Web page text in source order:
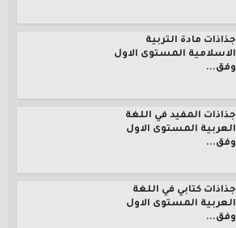
جذاذات مادة التربية
الاسلامية المستوى الاول
وفق...
جذاذات المفيد في اللغة
العربية المستوى الاول
وفق...
جذاذات كتابي في اللغة
العربية المستوى الاول
وفق...